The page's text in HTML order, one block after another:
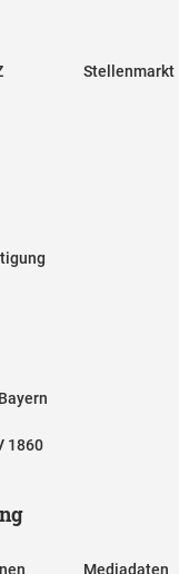
1860
Stellenmarkt
Mediadaten